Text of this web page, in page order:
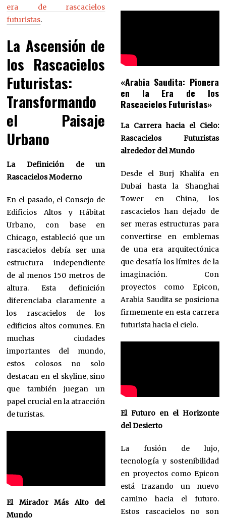
era de rascacielos
futuristas.
La Ascensión de
los Rascacielos
Futuristas:
Transformando
el Paisaje
Urbano
La Definición de un
Rascacielos Moderno
En el pasado, el Consejo de
Edificios Altos y Hábitat
Urbano, con base en
Chicago, estableció que un
rascacielos debía ser una
estructura independiente
de al menos 150 metros de
altura. Esta definición
diferenciaba claramente a
los rascacielos de los
edificios altos comunes. En
muchas ciudades
importantes del mundo,
estos colosos no solo
destacan en el skyline, sino
que también juegan un
papel crucial en la atracción
de turistas.
El Mirador Más Alto del
Mundo
«Arabia Saudita: Pionera
en la Era de los
Rascacielos Futuristas»
La Carrera hacia el Cielo:
Rascacielos Futuristas
alrededor del Mundo
Desde el Burj Khalifa en
Dubai hasta la Shanghai
Tower en China, los
rascacielos han dejado de
ser meras estructuras para
convertirse en emblemas
de una era arquitectónica
que desafía los límites de la
imaginación. Con
proyectos como Epicon,
Arabia Saudita se posiciona
firmemente en esta carrera
futurista hacia el cielo.
El Futuro en el Horizonte
del Desierto
La fusión de lujo,
tecnología y sostenibilidad
en proyectos como Epicon
está trazando un nuevo
camino hacia el futuro.
Estos rascacielos no son